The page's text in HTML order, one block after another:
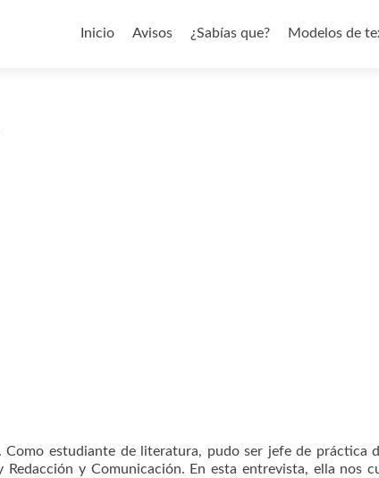
Inicio
Avisos ¿Sabías que? Modelos de
Como estudiante de literatura, pudo ser jefe de práctica
y Comunicación. En esta entrevista, ella nos